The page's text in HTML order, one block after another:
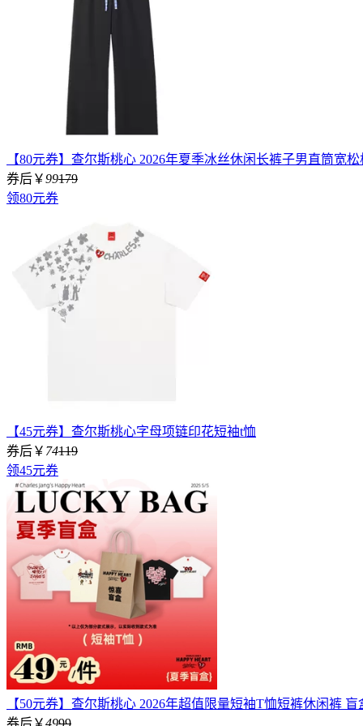
【80元券】查尔斯桃心 2026年夏季冰丝休闲长裤子男直筒宽
券后￥99179
领80元券
【45元券】查尔斯桃心字母项链印花短袖t恤
券后￥ 74119
领45元券
【50元券】查尔斯桃心 2026年超值限量短袖T恤短裤休闲裤
券后￥4999